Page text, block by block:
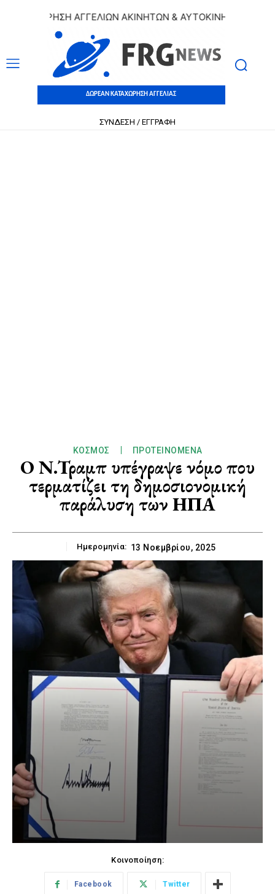
ΑΓΓΕΛΙΩΝ ΑΚΙΝΗΤΩΝ & ΑΥΤΟΚΙΝΗΤΩΝ |
ΔΩΡΕΑΝ ΚΑΤΑΧΩΡΗΣΗ ΑΓΓΕΛΙΑΣ
ΣΥΝΔΕΣΗ / ΕΓΓΡΑΦΗ
ΚΌΣΜΟΣ ΠΡΟΤΕΙΝΌΜΕΝΑ
Ο Ν.Τραμπ υπέγραψε νόμο που
τερματίζει τη δημοσιονομική
παράλυση των ΗΠΑ
Ημερομηνία: 13 Νοεμβρίου, 2025
Κοινοποίηση:
Facebook Twitter